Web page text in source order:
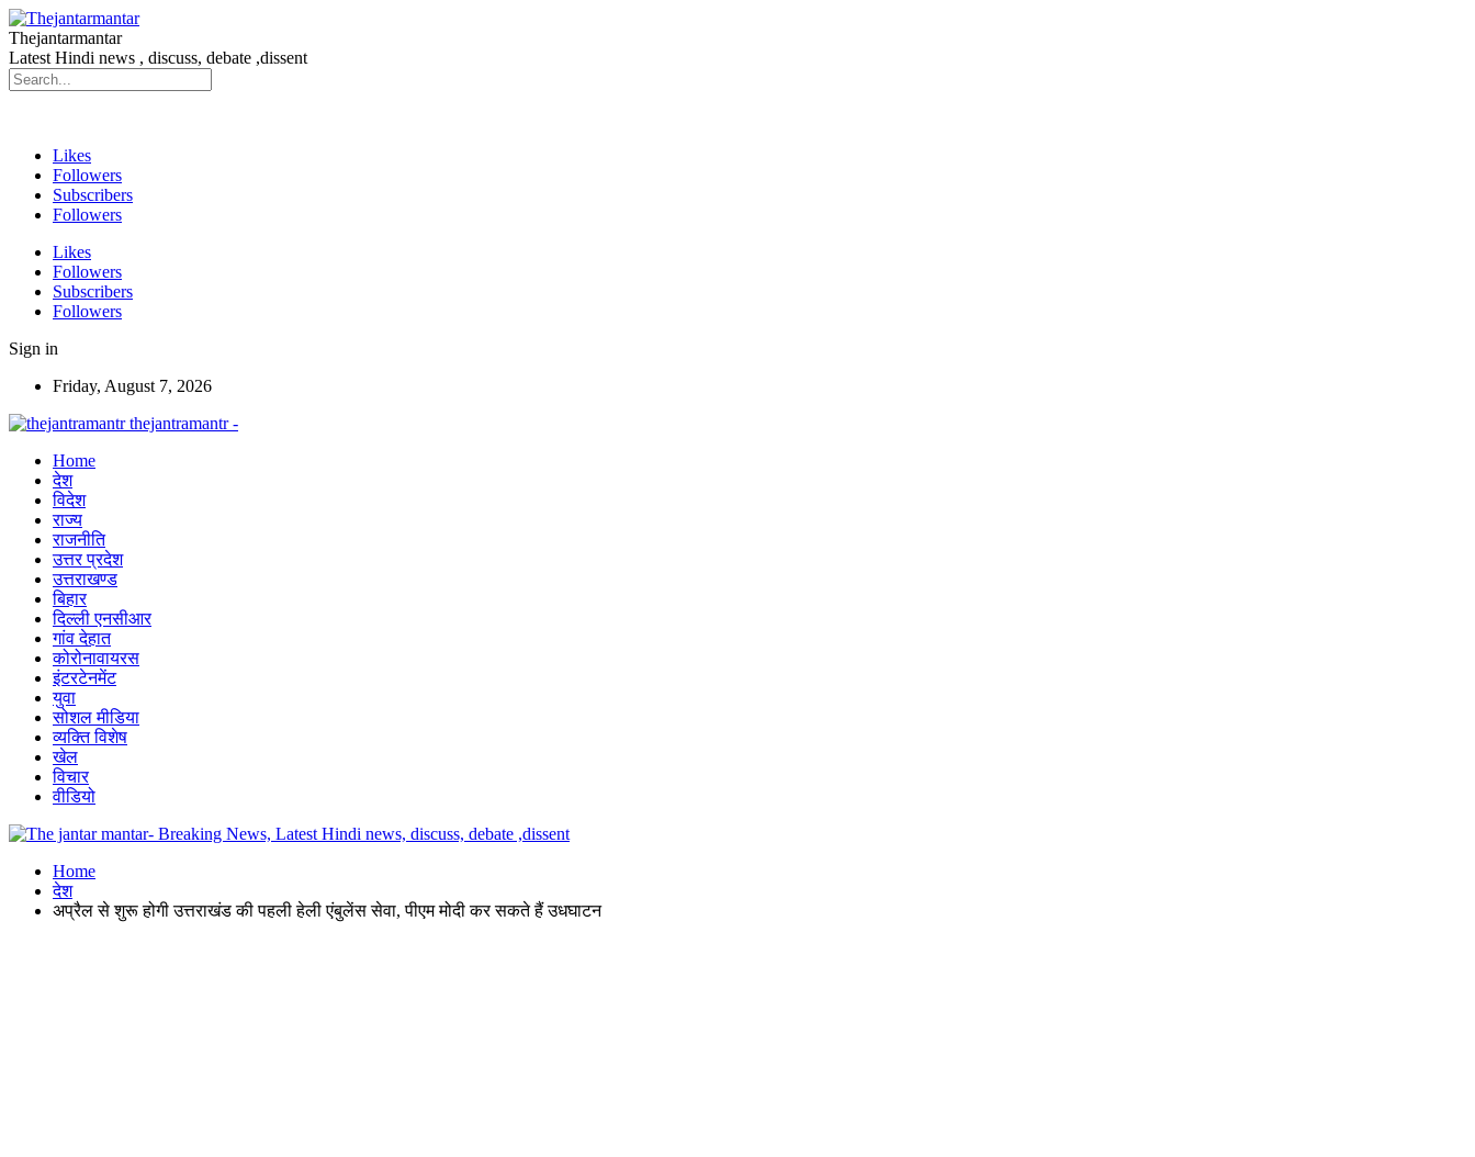
Thejantarmantar
Latest Hindi news , discuss, debate ,dissent
Likes
Followers
Subscribers
Followers
Likes
Followers
Subscribers
Followers
Sign in
Friday, August 7, 2026
thejantramantr -
Home
देश
विदेश
राज्य
राजनीति
उत्तर प्रदेश
उत्तराखण्ड
बिहार
दिल्ली एनसीआर
गांव देहात
कोरोनावायरस
इंटरटेनमेंट
युवा
सोशल मीडिया
व्यक्ति विशेष
खेल
विचार
वीडियो
Home
देश
अप्रैल से शुरू होगी उत्तराखंड की पहली हेली एंबुलेंस सेवा, पीएम मोदी कर सकते हैं उधघाटन